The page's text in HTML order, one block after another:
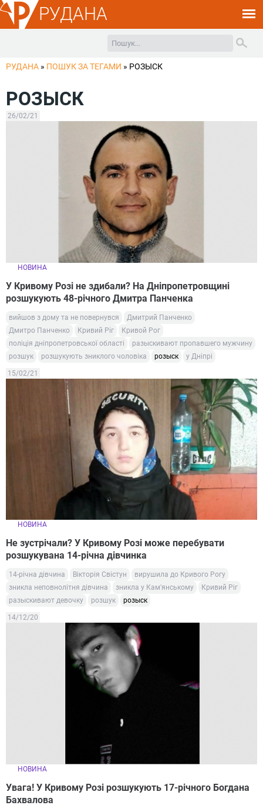
РУДАНА
РУДАНА » ПОШУК ЗА ТЕГАМИ » РОЗЫСК
РОЗЫСК
26/02/21
НОВИНА
У Кривому Розі не здибали? На Дніпропетровщині
розшукують 48-річного Дмитра Панченка
вийшов з дому та не повернувся
Дмитрий Панченко
Дмитро Панченко
Кривий Ріг
Кривой Рог
поліція дніпропетровської області
разыскивают пропавшего мужчину
розшук
розшукують зниклого чоловіка розыск у Дніпрі
15/02/21
НОВИНА
Не зустрічали? У Кривому Розі може перебувати
розшукувана 14-річна дівчинка
14-річна дівчина Вікторія Свістун
вирушила до Кривого Рогу
зникла неповнолітня дівчина
зникла у Кам'янському
Кривий Ріг
разыскивают девочку
розшук розыск
14/12/20
НОВИНА
Увага! У Кривому Розі розшукують 17-річного Богдана
Бахвалова